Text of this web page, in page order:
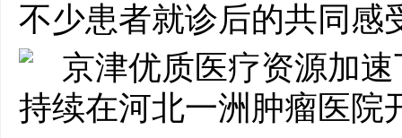
不少患者就诊后的共同感